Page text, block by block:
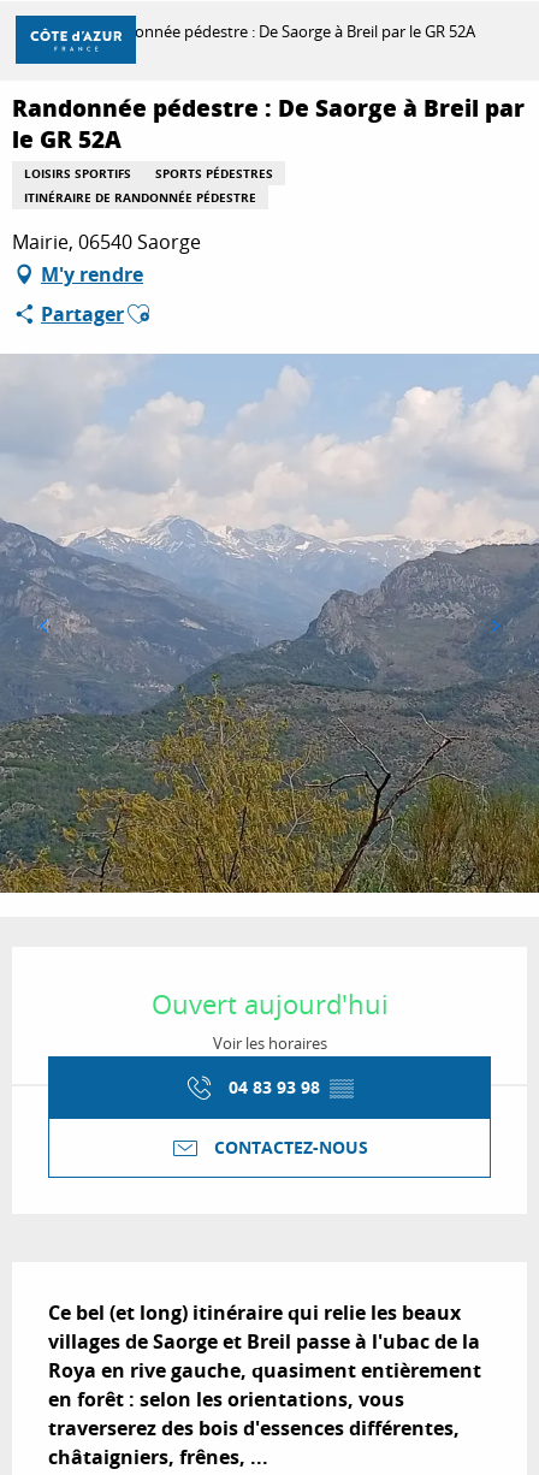
Aller
contenu
principal
DÉCOUVRIR
À FAIRE
SÉJOURNER
Accueil Randonnée pédestre : De Saorge à Breil par le GR 52A
Randonnée pédestre : De Saorge à Breil par
le GR 52A
LOISIRS SPORTIFS
SPORTS PÉDESTRES
ITINÉRAIRE DE RANDONNÉE PÉDESTRE
Mairie, 06540 Saorge
M'y rendre
PartagerAjouter aux favoris
Ouvert aujourd'hui
Voir les horaires
04 83 93 98 ▒▒
CONTACTEZ-NOUS
Ce bel (et long) itinéraire qui relie les beaux
villages de Saorge et Breil passe à l'ubac de la
Roya en rive gauche, quasiment entièrement
en forêt : selon les orientations, vous
traverserez des bois d'essences différentes,
châtaigniers, frênes, ...